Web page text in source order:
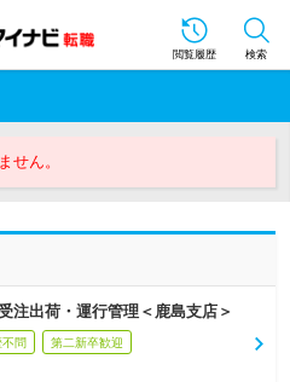
閲覧履歴 検索
せん。
出荷・運行管理＜鹿島支店＞
問 第二新卒歓迎